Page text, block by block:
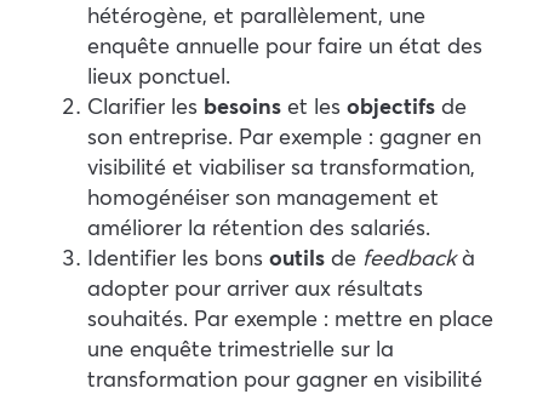
hétérogène, et parallèlement, une
enquête annuelle pour faire un état des
lieux ponctuel.
Clarifier les besoins et les objectifs de
son entreprise. Par exemple : gagner en
visibilité et viabiliser sa transformation,
homogénéiser son management et
améliorer la rétention des salariés.
Identifier les bons outils de feedbackà
adopter pour arriver aux résultats
souhaités. Par exemple : mettre en place
une enquête trimestrielle sur la
transformation pour gagner en visibilité